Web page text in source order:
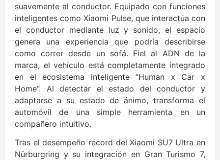
suavemente al conductor. Equipado con funciones
inteligentes como Xiaomi Pulse, que interactúa con
el conductor mediante luz y sonido, el espacio
genera una experiencia que podría describirse
como correr desde un sofá. Fiel al ADN de la
marca, el vehículo está completamente integrado
en el ecosistema inteligente “Human x Car x
Home”. Al detectar el estado del conductor y
adaptarse a su estado de ánimo, transforma el
automóvil de una simple herramienta en un
compañero intuitivo.
Tras el desempeño récord del Xiaomi SU7 Ultra en
Nürburgring y su integración en Gran Turismo 7,